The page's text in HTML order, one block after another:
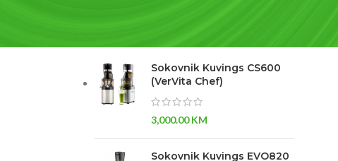
Sokovnik Kuvings CS600
(VerVita Chef)
3,000.00KM
Sokovnik Kuvings EVO820